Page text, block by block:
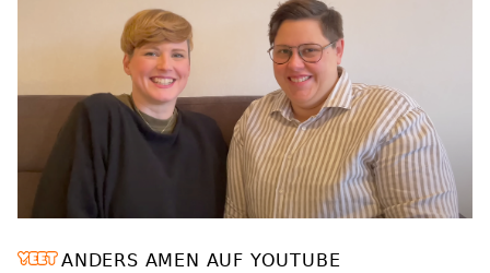
ANDERS AMEN AUF YOUTUBE